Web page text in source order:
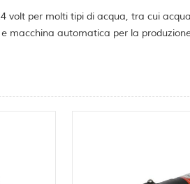
volt per molti tipi di acqua, tra cui
macchina automatica per la